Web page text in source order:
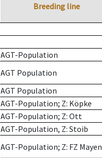
Breeding line
AGT-Population
AGT Population
AGT Population
AGT-Population; Z: Köpke
AGT-Population; Z: Ott
AGT-Population, Z: Stoib
AGT-Population; Z: FZ Mayen